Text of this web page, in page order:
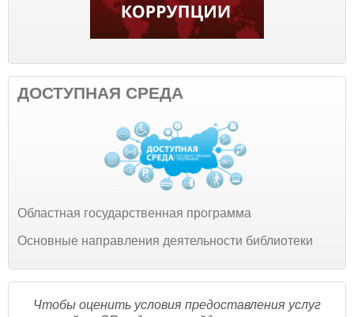
ДОСТУПНАЯ СРЕДА
Областная государственная программа
Основные направления деятельности библиотеки
Чтобы оценить условия предоставления услуг